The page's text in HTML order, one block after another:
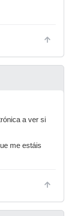
a ver si
me estáis